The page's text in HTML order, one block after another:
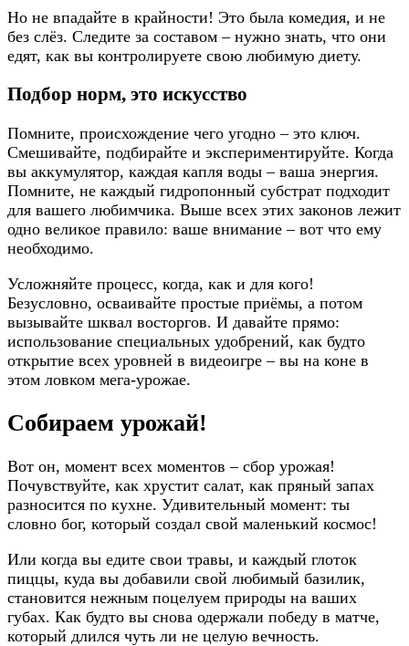
Но не впадайте в крайности! Это была комедия, и не
без слёз. Следите за составом – нужно знать, что они
едят, как вы контролируете свою любимую диету.
Подбор норм, это искусство
Помните, происхождение чего угодно – это ключ.
Смешивайте, подбирайте и экспериментируйте. Когда
вы аккумулятор, каждая капля воды – ваша энергия.
Помните, не каждый гидропонный субстрат подходит
для вашего любимчика. Выше всех этих законов лежит
одно великое правило: ваше внимание – вот что ему
необходимо.
Усложняйте процесс, когда, как и для кого!
Безусловно, осваивайте простые приёмы, а потом
вызывайте шквал восторгов. И давайте прямо:
использование специальных удобрений, как будто
открытие всех уровней в видеоигре – вы на коне в
этом ловком мега-урожае.
Собираем урожай!
Вот он, момент всех моментов – сбор урожая!
Почувствуйте, как хрустит салат, как пряный запах
разносится по кухне. Удивительный момент: ты
словно бог, который создал свой маленький космос!
Или когда вы едите свои травы, и каждый глоток
пиццы, куда вы добавили свой любимый базилик,
становится нежным поцелуем природы на ваших
губах. Как будто вы снова одержали победу в матче,
который длился чуть ли не целую вечность.